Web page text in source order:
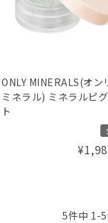
ONLY MINERALS(オン
ミネラル) ミネラルピ
ト
¥
5件中 1 -5